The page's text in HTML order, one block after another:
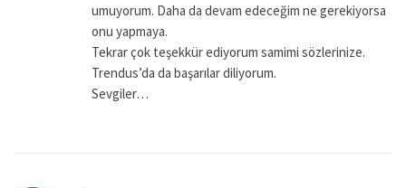
umuyorum. Daha da devam edeceğim ne gerekiyorsa
onu yapmaya.
Tekrar çok teşekkür ediyorum samimi sözlerinize.
Trendus’da da başarılar diliyorum.
Sevgiler…